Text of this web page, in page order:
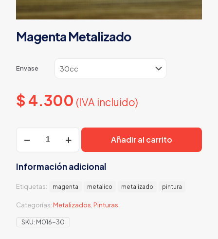
Magenta Metalizado
Envase
$ 4.300 (IVA incluido)
Metalizado
Añadir al carrito
Información adicional
Etiquetas: magenta metalico metalizado pintura
Categorías: Metalizados Pinturas
SKU: M016-30